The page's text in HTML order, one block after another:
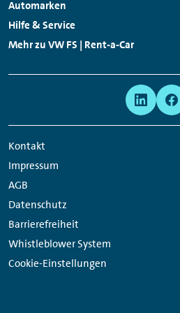
Navigation
Links:
Automarken
Links:
Hilfe & Service
Links:
Mehr zu VW FS | Rent-a-Car
Kontakt
Impressum
AGB
Datenschutz
Barrierefreiheit
Whistleblower System
Cookie-Einstellungen
Network
Links